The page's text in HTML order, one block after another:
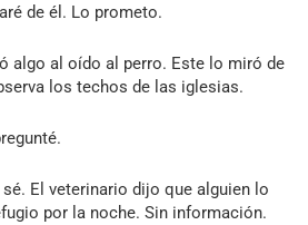
de él. Lo prometo.
algo al oído al perro. Este lo miró de
los techos de las iglesias.
El veterinario dijo que alguien lo
por la noche. Sin información.